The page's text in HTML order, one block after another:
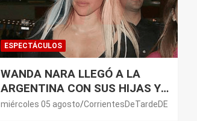
ESPECTÁCULOS
WANDA NARA LLEGÓ A LA
ARGENTINA CON SUS HIJAS Y
LANZÓ UNA FUERTE
miércoles 05 agosto CorrientesDeTardeDE